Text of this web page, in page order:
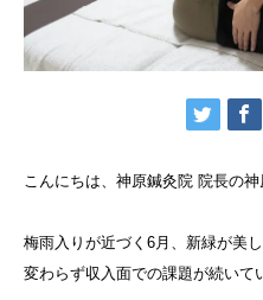
こんにちは、神原鍼灸院 院長の神
梅雨入りが近づく6月、新緑が美
変わらず収入面での課題が続いて